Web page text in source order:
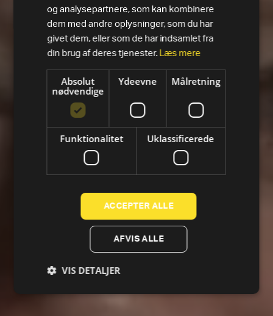
og analysepartnere, som kan kombinere
dem med andre oplysninger, som du har
givet dem, eller som de har indsamlet fra
din brug af deres tjenester.
Læs mere
Absolut
nødvendige
Ydeevne Målretning
Funktionalitet Uklassificerede
ACCEPTER ALLE
AFVIS ALLE
VIS DETALJER